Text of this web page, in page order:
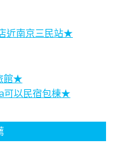
近南京三民站★
館★
可以民宿包棟★